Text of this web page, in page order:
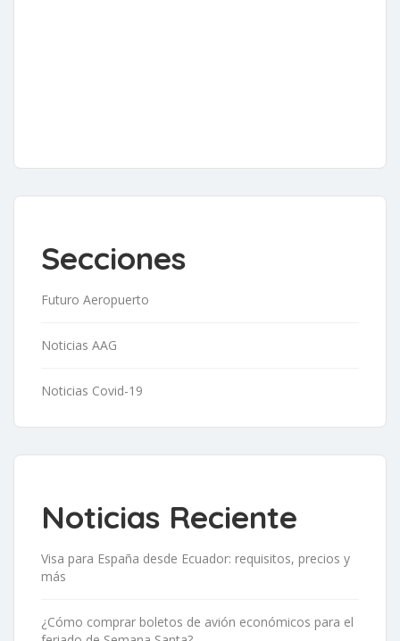
Secciones
Futuro Aeropuerto
Noticias AAG
Noticias Covid-19
Noticias Reciente
Visa para España desde Ecuador: requisitos, precios y
más
¿Cómo comprar boletos de avión económicos para el